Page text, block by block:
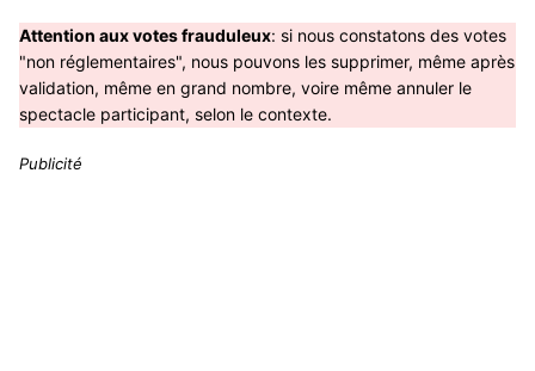
Attention aux votes frauduleux: si nous constatons des votes
"non réglementaires", nous pouvons les supprimer, même après
validation, même en grand nombre, voire même annuler le
spectacle participant, selon le contexte.
Publicité